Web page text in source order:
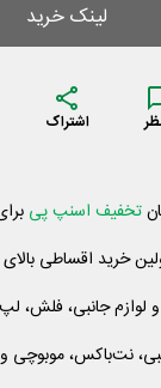
لینک خرید
اشتراک
تخفیف اسنپ پی
اقساطی بالای 800 هزار تومان
و لوازم جانبی، فلش،
نت‌باکس،